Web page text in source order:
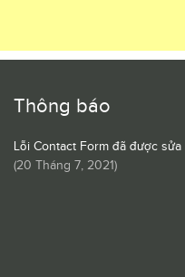
Thông báo
Lỗi Contact Form đã được sửa
(20 Tháng 7, 2021)